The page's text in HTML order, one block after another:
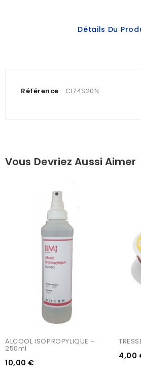
Détails Du
Référence CI74S20N
Vous Devriez Aussi Aimer
ALCOOL ISOPROPYLIQUE -
250ml
10,00 €
4,00